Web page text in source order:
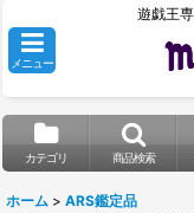
遊戯王
メニュー
カテゴリ 商品検索
ホーム > ARS鑑定品